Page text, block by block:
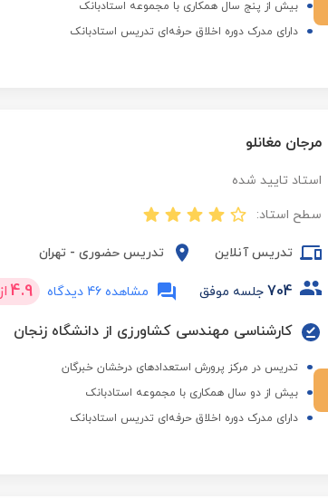
بیش از پنج سال همکاری با مجموعه استادبانک
دارای مدرک دوره اخلاق حرفه‌ای تدریس استادبانک
مرجان مغانلو
استاد تایید شده
سطح استاد:
تدریس آنلاین تدریس حضوری - تهران
704 جلسه موفق مشاهده 46 دیدگاه 4.9 از
کارشناسی مهندسی کشاورزی از دانشگاه زنجان
تدریس در مرکز پرورش استعدادهای درخشان خبرگان
بیش از دو سال همکاری با مجموعه استادبانک
دارای مدرک دوره اخلاق حرفه‌ای تدریس استادبانک